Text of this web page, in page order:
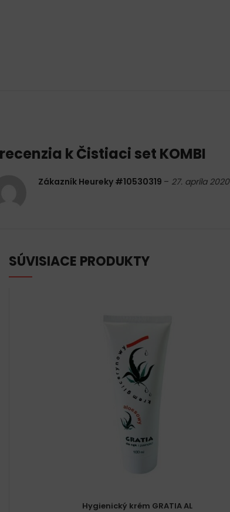
recenzia kČistiaci set KOMBI
Zákazník Heureky #10530319 – 27. apríla 2020
SÚVISIACE PRODUKTY
Hygienický krém GRATIA AL